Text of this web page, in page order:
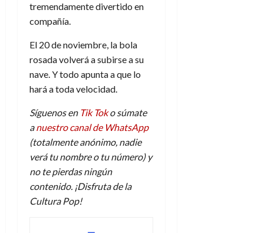
tremendamente divertido en
compañía.
El 20 de noviembre, la bola
rosada volverá a subirse a su
nave. Y todo apunta a que lo
hará a toda velocidad.
Síguenos en Tik Toko súmate
anuestro canal de WhatsApp
(totalmente anónimo, nadie
verá tu nombre o tu número) y
no te pierdas ningún
contenido. ¡Disfruta de la
Cultura Pop!